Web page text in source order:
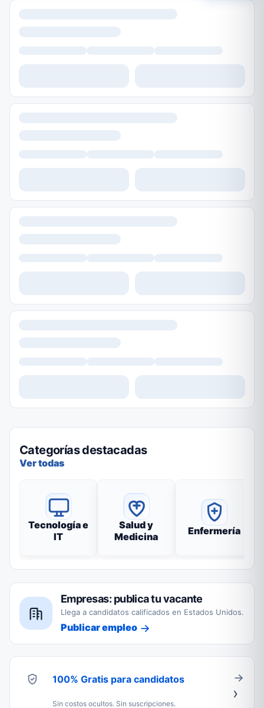
Categorías destacadas
Ver todas
Tecnología e
IT
Salud y
Medicina
Enfermería
Empresas: publica tu vacante
Llega a candidatos calificados en Estados Unidos.
Publicar empleo
100% Gratis para candidatos
Sin costos ocultos. Sin suscripciones.